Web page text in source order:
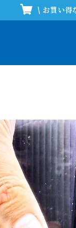
\ お買い得